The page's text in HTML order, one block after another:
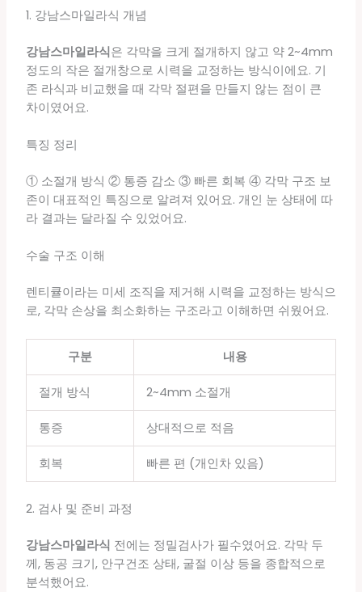
1. 강남스마일라식 개념
강남스마일라식은 각막을 크게 절개하지 않고 약 2~4mm
정도의 작은 절개창으로 시력을 교정하는 방식이에요. 기
존 라식과 비교했을 때 각막 절편을 만들지 않는 점이 큰
차이였어요.
특징 정리
① 소절개 방식 ② 통증 감소 ③ 빠른 회복 ④ 각막 구조 보
존이 대표적인 특징으로 알려져 있어요. 개인 눈 상태에 따
라 결과는 달라질 수 있었어요.
수술 구조 이해
렌티큘이라는 미세 조직을 제거해 시력을 교정하는 방식으
로, 각막 손상을 최소화하는 구조라고 이해하면 쉬웠어요.
구분 내용
절개 방식 2~4mm 소절개
통증 상대적으로 적음
회복 빠른 편 (개인차 있음)
2. 검사 및 준비 과정
강남스마일라식 전에는 정밀검사가 필수였어요. 각막 두
께, 동공 크기, 안구건조 상태, 굴절 이상 등을 종합적으로
분석했어요.